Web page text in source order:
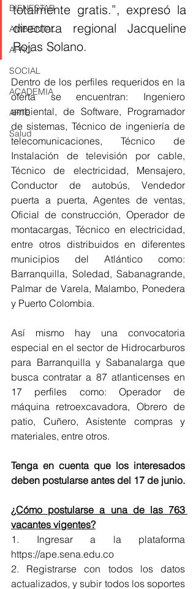
BIENESTAR
AMBIENTAL
AFRO
SOCIAL
ACADEMIA
ARTE
Salud
totalmente gratis.”, expresó la
directora regional Jacqueline
Rojas Solano.
Dentro de los perfiles requeridos en la
oferta se encuentran: Ingeniero
ambiental, de Software, Programador
de sistemas, Técnico de ingeniería de
telecomunicaciones, Técnico de
Instalación de televisión por cable,
Técnico de electricidad, Mensajero,
Conductor de autobús, Vendedor
puerta a puerta, Agentes de ventas,
Oficial de construcción, Operador de
montacargas, Técnico en electricidad,
entre otros distribuidos en diferentes
municipios del Atlántico como:
Barranquilla, Soledad, Sabanagrande,
Palmar de Varela, Malambo, Ponedera
y Puerto Colombia.
Así mismo hay una convocatoria
especial en el sector de Hidrocarburos
para Barranquilla y Sabanalarga que
busca contratar a 87 atlanticenses en
17 perfiles como: Operador de
máquina retroexcavadora, Obrero de
patio, Cuñero, Asistente compras y
materiales, entre otros.
Tenga en cuenta que los interesados
deben postularse antes del 17 de junio.
¿Cómo postularse a una de las 763
vacantes vigentes?
1. Ingresar a la plataforma
https://ape.sena.edu.co
2. Registrarse con todos los datos
actualizados, y subir todos los soportes